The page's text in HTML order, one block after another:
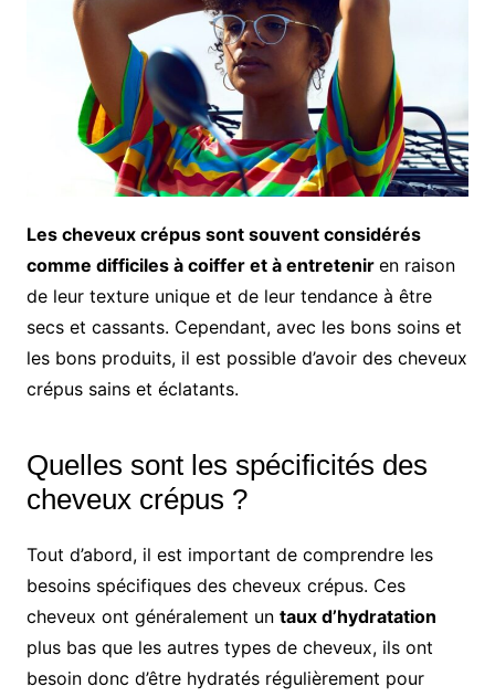
Les cheveux crépus sont souvent considérés
comme difficiles à coiffer et à entretenir en raison
de leur texture unique et de leur tendance à être
secs et cassants. Cependant, avec les bons soins et
les bons produits, il est possible d’avoir des cheveux
crépus sains et éclatants.
Quelles sont les spécificités des
cheveux crépus ?
Tout d’abord, il est important de comprendre les
besoins spécifiques des cheveux crépus. Ces
cheveux ont généralement un taux d’hydratation
plus bas que les autres types de cheveux, ils ont
besoin donc d’être hydratés régulièrement pour